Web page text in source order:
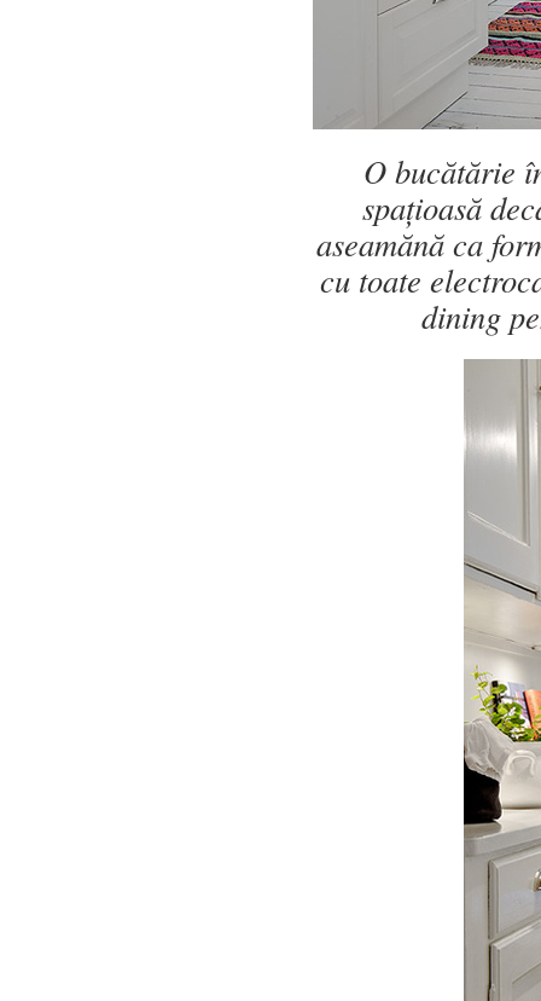
O bucătărie
spațioasă
aseamănă ca
cu toate
dining